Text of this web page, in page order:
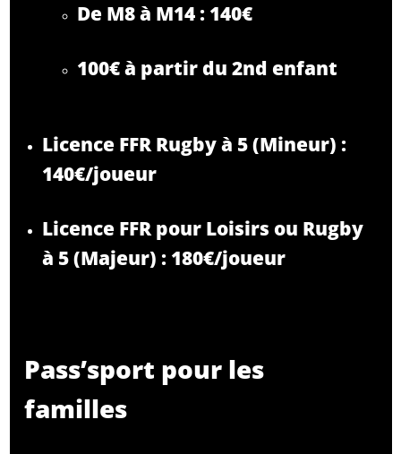
De M8 à M14 : 140€
100€ à partir du 2nd enfant
Licence FFR Rugby à 5 (Mineur) :
140€/joueur
Licence FFR pour Loisirs ou Rugby
à 5 (Majeur) : 180€/joueur
Pass’sport pour les
familles